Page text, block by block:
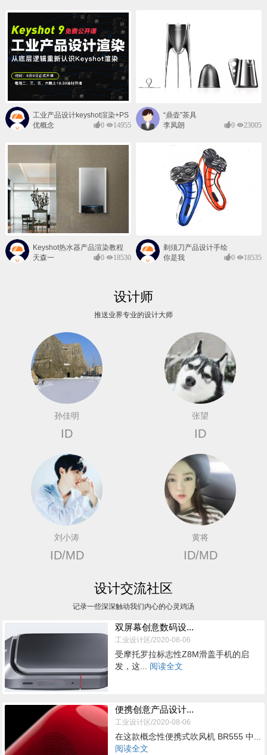
工业产品设计keyshot渲染+PS
后期班
优概念 0 14955
“鼎壶”茶具
李凤朗
0 23005
Keyshot热水器产品渲染教程
天森一
0 18530
剃须刀产品设计手绘
你是我
0 18535
设计师
推送业界专业的设计大师
孙佳明
ID
张望
ID
刘小涛
ID/MD
黄将
ID/MD
设计交流社区
记录一些深深触动我们内心的心灵鸡汤
双屏幕创意数码设...
工业设计区/2020-08-06
受摩托罗拉标志性Z8M滑盖手机的启
发，这... 阅读全文
便携创意产品设计...
工业设计区/2020-08-06
在这款概念性便携式吹风机 BR555 中...
阅读全文